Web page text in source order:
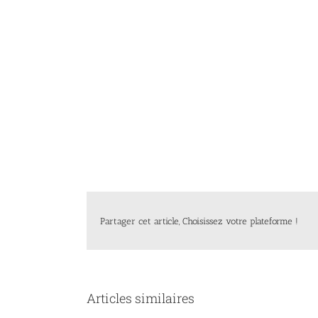
Partager cet article, Choisissez votre plateforme !
Articles similaires